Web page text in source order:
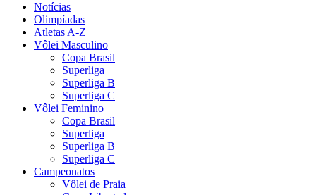
Notícias
Olimpíadas
Atletas A-Z
Vôlei Masculino
Copa Brasil
Superliga
Superliga B
Superliga C
Vôlei Feminino
Copa Brasil
Superliga
Superliga B
Superliga C
Campeonatos
Vôlei de Praia